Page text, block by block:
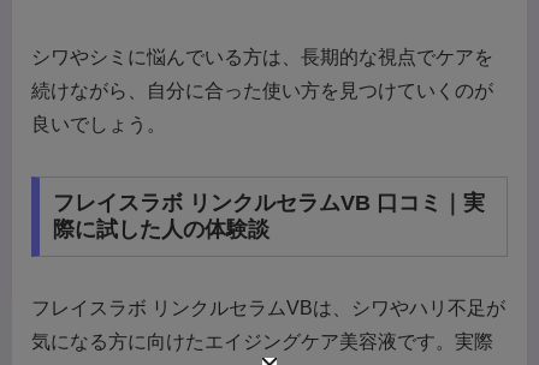
シワやシミに悩んでいる方は、長期的な視点でケアを
続けながら、自分に合った使い方を見つけていくのが
良いでしょう。
フレイスラボ リンクルセラムVB 口コミ｜実
際に試した人の体験談
フレイスラボ リンクルセラムVBは、シワやハリ不足が
気になる方に向けたエイジングケア美容液です。実際